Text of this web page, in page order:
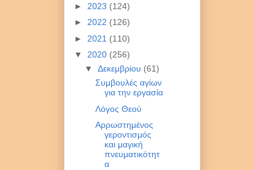
► 2023 (124)
► 2022 (126)
► 2021 (110)
▼ 2020 (256)
▼ Δεκεμβρίου (61)
Συμβουλές αγίων
για την εργασία
Λόγος Θεού
Αρρωστημένος
γεροντισμός
και μαγική
πνευματικότητ
α